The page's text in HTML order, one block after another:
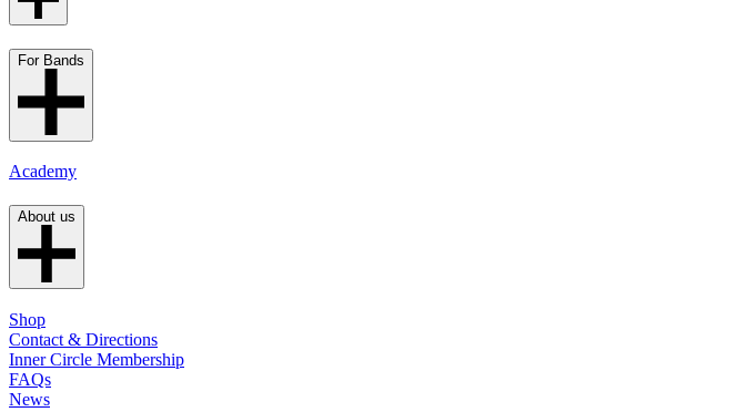
For Bands
Academy
About us
Shop
Contact & Directions
Inner Circle Membership
FAQs
News